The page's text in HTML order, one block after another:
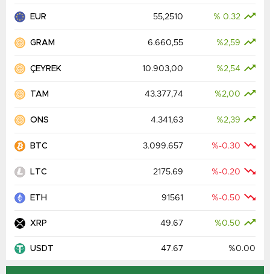
EUR 55,2510 % 0.32
GRAM 6.660,55 %2,59
ÇEYREK 10.903,00 %2,54
TAM 43.377,74 %2,00
ONS 4.341,63 %2,39
BTC 3.099.657 %-0.30
LTC 2175.69 %-0.20
ETH 91561 %-0.50
XRP 49.67 %0.50
USDT 47.67 %0.00